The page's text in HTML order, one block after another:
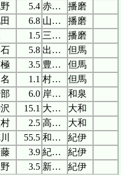
5.4 赤穂城
播磨
6.8 山崎陣屋
播磨
1.5 三日月陣屋
播磨
5.8 出石城
但馬
3.5 豊岡城
但馬
1.1 村岡陣屋
但馬
6.0 岸和田城
和泉
15.1 大和郡山城
大和
2.5 高取城
大和
55.5 和歌山城
紀伊
3.9 紀伊田辺城
紀伊
3.5 新宮城 紀伊